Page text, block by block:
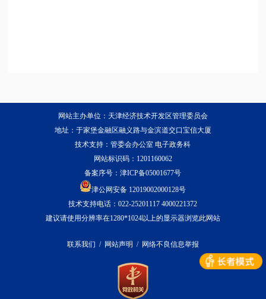
网站主办单位：天津经济技术开发区管理委员会
地址：于家堡金融区融义路与金滨道交口宝信大厦
技术支持：管委会办公室 电子政务科
网站标识码：1201160062
备案序号：津ICP备05001677号
津公网安备 12019002000128号
技术支持电话：022-25201117 4000221372
建议请使用分辨率在1280*1024以上的显示器浏览此网站
联系我们 / 网站声明 / 网络不良信息举报